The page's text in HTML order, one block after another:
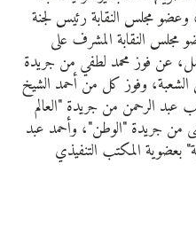
وعضو مجلس النقابة رئيس لجنة
مجلس النقابة المشرف على
عن فوز محمد لطفي من جريدة
الشعبة، وفوز كل من أحمد الشيخ
الرحمن من جريدة "العالم
من جريدة "الوطن"، وأحمد عبد
بعضوية المكتب التنفيذي